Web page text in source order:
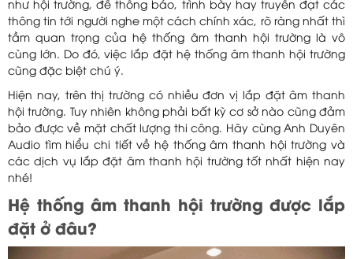
như hội trường, để thông báo, trình bày hay truyền đạt các
thông tin tới người nghe một cách chính xác, rõ ràng nhất thì
tầm quan trọng của hệ thống âm thanh hội trường là vô
cùng lớn. Do đó, việc lắp đặt hệ thống âm thanh hội trường
cũng đặc biệt chú ý.
Hiện nay, trên thị trường có nhiều đơn vị lắp đặt âm thanh
hội trường. Tuy nhiên không phải bất kỳ cơ sở nào cũng đảm
bảo được về mặt chất lượng thi công. Hãy cùng Anh Duyên
Audio tìm hiểu chi tiết về hệ thống âm thanh hội trường và
các dịch vụ lắp đặt âm thanh hội trường tốt nhất hiện nay
nhé!
Hệ thống âm thanh hội trường được lắp
đặt ở đâu?